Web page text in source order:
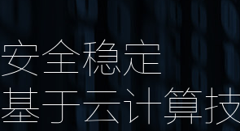
安全稳定
基于云计算